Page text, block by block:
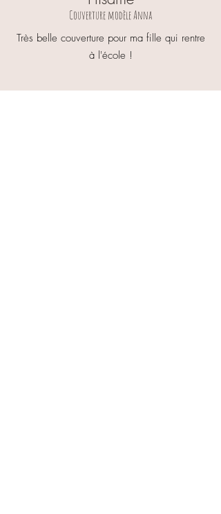
Couverture modèle Anna
Très belle couverture pour ma fille qui rentre
à l'école !